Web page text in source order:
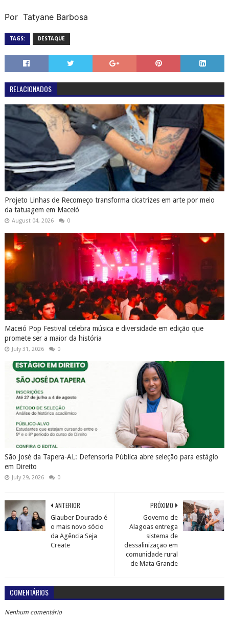
Por Tatyane Barbosa
TAGS: DESTAQUE
RELACIONADOS
Projeto Linhas de Recomeço transforma cicatrizes em arte por meio
da tatuagem em Maceió
August 04, 2026 0
Maceió Pop Festival celebra música e diversidade em edição que
promete ser a maior da história
July 31, 2026 0
São José da Tapera-AL: Defensoria Pública abre seleção para estágio
em Direito
July 29, 2026 0
PRÓXIMO
Governo de
Alagoas entrega
sistema de
dessalinização em
comunidade rural
de Mata Grande
ANTERIOR
Glauber Dourado é
o mais novo sócio
da Agência Seja
Create
COMENTÁRIOS
Nenhum comentário